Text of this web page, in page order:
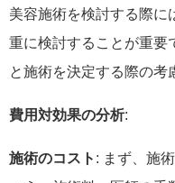
美容施術を検討する際に
重に検討することが重要
と施術を決定する際の考
費用対効果の分析:
施術のコスト : まず、施